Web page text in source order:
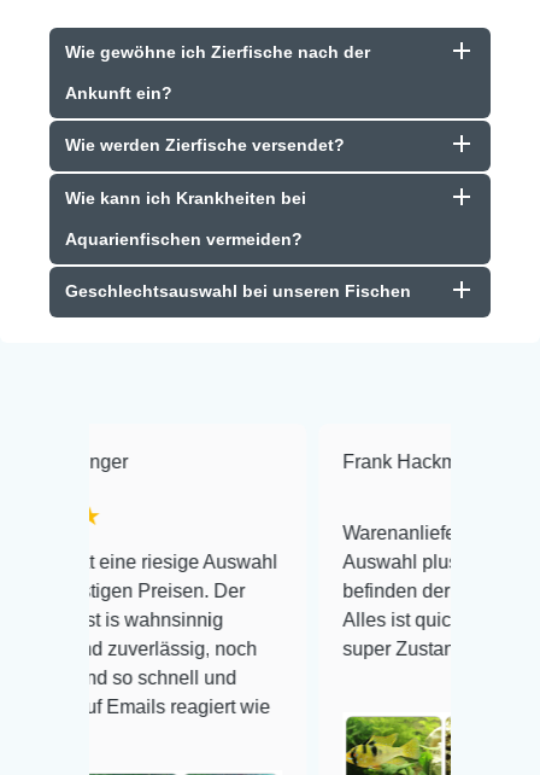
Wie gewöhne ich Zierfische nach der
Ankunft ein?
Wie werden Zierfische versendet?
Wie kann ich Krankheiten bei
Aquarienfischen vermeiden?
Geschlechtsauswahl bei unseren Fischen
riesige Auswahl
Der
noch
und
reagiert wie
Frank Hackmayer ★★★★
Warenanlieferung Top und die
Auswahl plus gesundheitliches
befinden der Fische einwandfrei.
Alles ist quick lebendig und im
super Zustand. Gerne wieder 😃